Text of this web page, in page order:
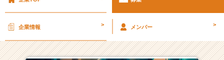
ン
会
社
企業情報 > メンバー >